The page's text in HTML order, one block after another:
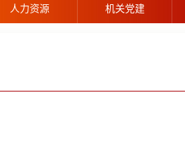
人力资源 机关党建